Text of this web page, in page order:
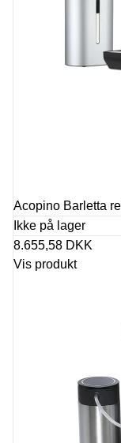
Acopino Barletta
Ikke på lager
8.655,58 DKK
Vis produkt